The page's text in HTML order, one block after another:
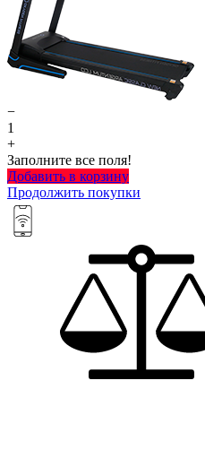
−
1
+
Заполните все поля!
Добавить в корзину
Продолжить покупки